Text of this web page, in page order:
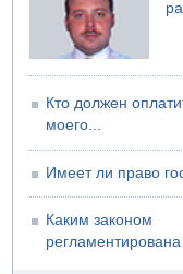
07.08.2026 17:55
Обнародовано имя
коррупционных
БАГАЦ отказался
для уклонистов-
В Иерусалиме
пострадал
Кто должен
моего...
Имеет ли право
Каким законом